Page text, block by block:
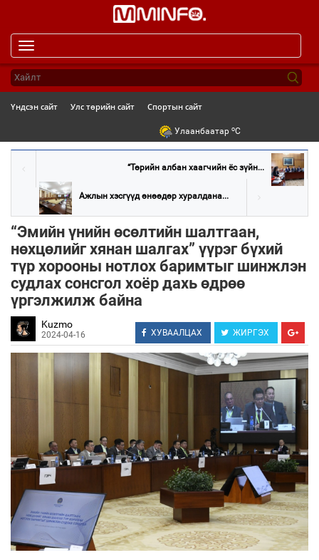
navigation
Үндсэн сайт Улс төрийн сайт Спортын сайт
Улаанбаатар oC
“Төрийн албан хаагчийн ёс зүйн...
Ажлын хэсгүүд өнөөдөр хуралдана...
“Эмийн үнийн өсөлтийн шалтгаан,
нөхцөлийг хянан шалгах” үүрэг бүхий
түр хорооны нотлох баримтыг шинжлэн
судлах сонсгол хоёр дахь өдрөө
үргэлжилж байна
Kuzmo
2024-04-16 ХУВААЛЦАХ ЖИРГЭХ